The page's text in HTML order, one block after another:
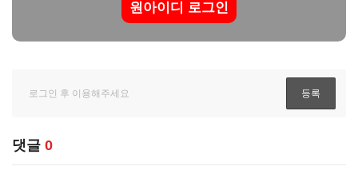
원아이디 로그인
댓글 0